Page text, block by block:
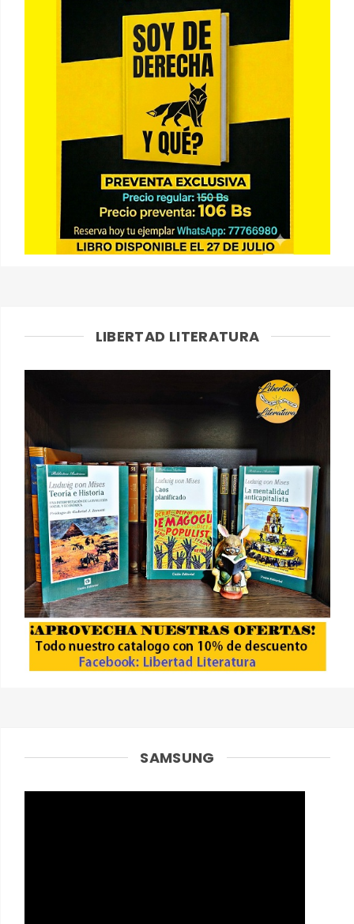
LIBERTAD LITERATURA
SAMSUNG